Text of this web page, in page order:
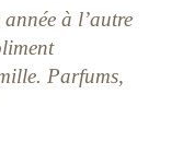
à l’autre
Parfums,